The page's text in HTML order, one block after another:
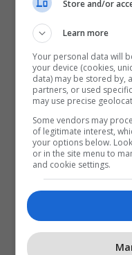
Store and/or
Learn more
Your personal data will
your device (cookies,
data) may be stored by,
partners, or used
may use precise
Some vendors may
of legitimate interest,
your options below.
or in the site menu to
and cookie settings.